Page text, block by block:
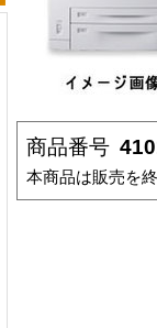
商品番号
本商品は販売を